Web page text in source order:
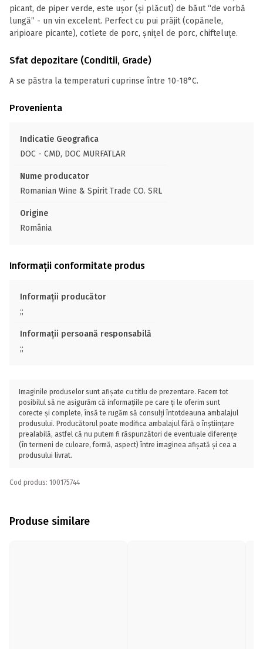
picant, de piper verde, este ușor (și plăcut) de băut “de vorbă
lungă” - un vin excelent. Perfect cu pui prăjit (copănele,
aripioare picante), cotlete de porc, șnițel de porc, chifteluțe.
Sfat depozitare (Conditii, Grade)
A se păstra la temperaturi cuprinse între 10-18°C.
Provenienta
Indicatie Geografica
DOC - CMD, DOC MURFATLAR
Nume producator
Romanian Wine & Spirit Trade CO. SRL
Origine
România
Informații conformitate produs
Informații producător
;;
Informații persoană responsabilă
;;
Imaginile produselor sunt afișate cu titlu de prezentare. Facem tot
posibilul să ne asigurăm că informațiile pe care ți le oferim sunt
corecte și complete, însă te rugăm să consulți întotdeauna ambalajul
produsului. Producătorul poate modifica ambalajul fără o înștiințare
prealabilă, astfel că nu putem fi răspunzători de eventuale diferențe
(în termeni de culoare, formă, aspect) între imaginea afișată și cea a
produsului livrat.
Cod produs: 100175744
Produse similare